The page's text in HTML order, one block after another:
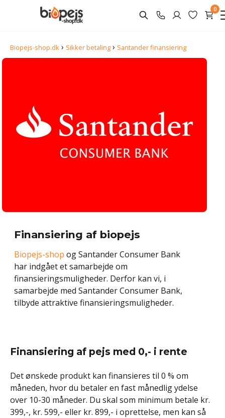
0
Biopejs-shop.dk › Sikker betaling › Santander finansiering
Finansiering af biopejs
Biopejs-shop og Santander Consumer Bank
har indgået et samarbejde om
finansieringsmuligheder. Derfor kan vi, i
samarbejde med Santander Consumer Bank,
tilbyde attraktive finansieringsmuligheder.
Finansiering af pejs med 0,- i rente
Det ønskede produkt kan finansieres til 0 % om
måneden, hvor du betaler en fast månedlig ydelse
over 10-30 måneder. Du skal som minimum betale kr.
399,-, kr. 599,- eller kr. 899,- i oprettelse, men kan så